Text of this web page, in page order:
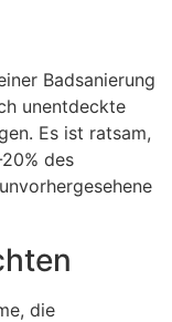
Badsanierung
unentdeckte
Es ist ratsam,
des
die